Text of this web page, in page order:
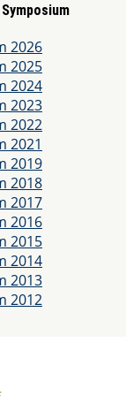
2026
2025
2024
2023
2022
2021
2019
2018
2017
2016
2015
2014
2013
2012